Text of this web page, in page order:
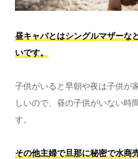
昼キャバとはシングルマザーな
いです。
子供がいると早朝や夜は子供が
しいので、昼の子供がいない時
す。
その他主婦で旦那に秘密で水商